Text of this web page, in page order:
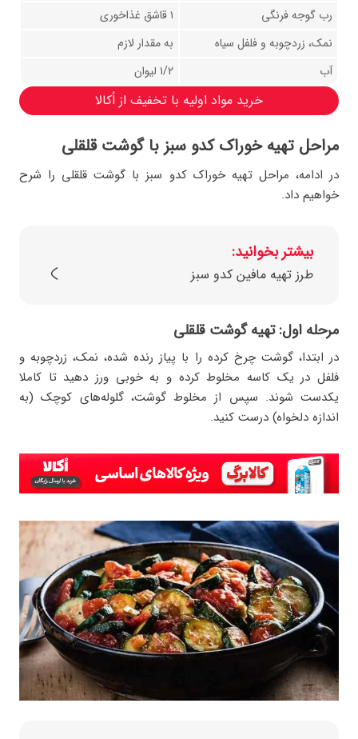
رب گوجه فرنگی
۱ قاشق غذاخوری
نمک، زردچوبه و فلفل سیاه
به مقدار لازم
آب
۱/۲ لیوان
خرید مواد اولیه با تخفیف از اُکالا
مراحل تهیه خوراک کدو سبز با گوشت قلقلی
در ادامه، مراحل تهیه خوراک کدو سبز با گوشت قلقلی را شرح
خواهیم داد.
بیشتر بخوانید:
طرز تهیه مافین کدو سبز
مرحله اول: تهیه گوشت قلقلی
در ابتدا، گوشت چرخ‌ کرده را با پیاز رنده‌ شده، نمک، زردچوبه و
فلفل در یک کاسه مخلوط کرده و به ‌خوبی ورز دهید تا کاملا
یکدست شوند. سپس از مخلوط گوشت، گلوله‌های کوچک (به
اندازه دلخواه) درست کنید.